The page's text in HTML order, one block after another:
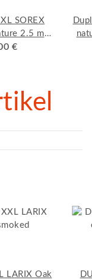
SOREX
2.5 mm
"kleben"
€
LARIX Oak